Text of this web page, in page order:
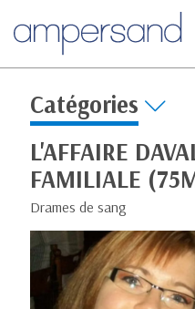
Catégories
L'AFFAIRE
FAMILIALE
Drames de sang